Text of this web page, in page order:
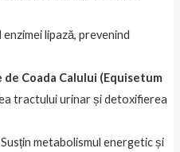
lipază, prevenind
Coada Calului (Equisetum
tractului urinar și detoxifierea
Susțin metabolismul energetic și